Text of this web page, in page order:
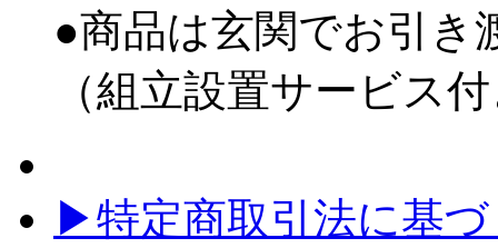
●商品は玄関でお引き
（組立設置サービス
▶特定商取引法に基